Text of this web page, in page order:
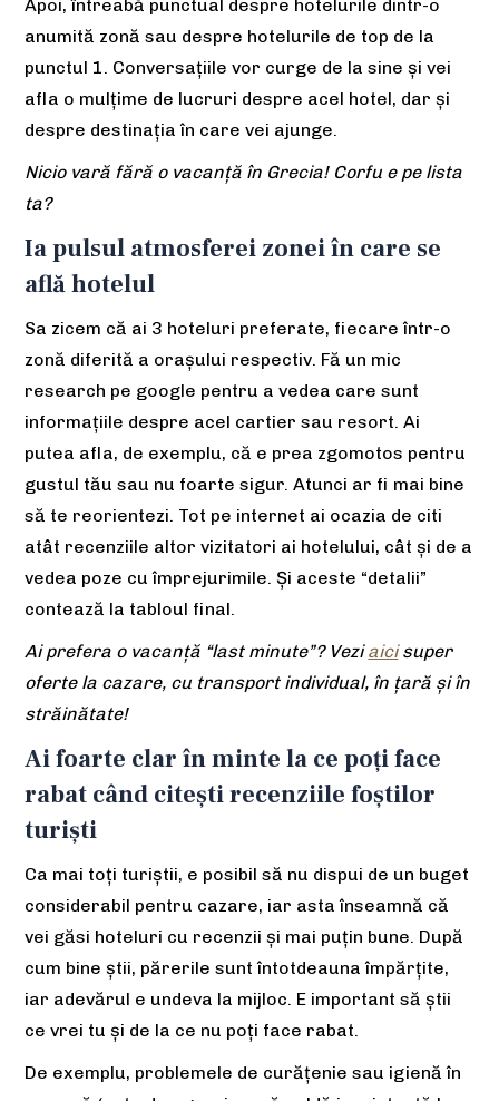
Apoi, întreabă punctual despre hotelurile dintr-o
anumită zonă sau despre hotelurile de top de la
punctul 1. Conversațiile vor curge de la sine și vei
afla o mulțime de lucruri despre acel hotel, dar și
despre destinația în care vei ajunge.
Nicio vară fără o vacanță în Grecia! Corfu e pe lista
ta?
Ia pulsul atmosferei zonei în care se
află hotelul
Sa zicem că ai 3 hoteluri preferate, fiecare într-o
zonă diferită a orașului respectiv. Fă un mic
research pe google pentru a vedea care sunt
informațiile despre acel cartier sau resort. Ai
putea afla, de exemplu, că e prea zgomotos pentru
gustul tău sau nu foarte sigur. Atunci ar fi mai bine
să te reorientezi. Tot pe internet ai ocazia de citi
atât recenziile altor vizitatori ai hotelului, cât și de a
vedea poze cu împrejurimile. Și aceste “detalii”
contează la tabloul final.
Ai prefera o vacanță “last minute”? Veziaicisuper
oferte la cazare, cu transport individual, în țară și în
străinătate!
Ai foarte clar în minte la ce poți face
rabat când citești recenziile foștilor
turiști
Ca mai toți turiștii, e posibil să nu dispui de un buget
considerabil pentru cazare, iar asta înseamnă că
vei găsi hoteluri cu recenzii și mai puțin bune. După
cum bine știi, părerile sunt întotdeauna împărțite,
iar adevărul e undeva la mijloc. E important să știi
ce vrei tu și de la ce nu poți face rabat.
De exemplu, problemele de curățenie sau igienă în